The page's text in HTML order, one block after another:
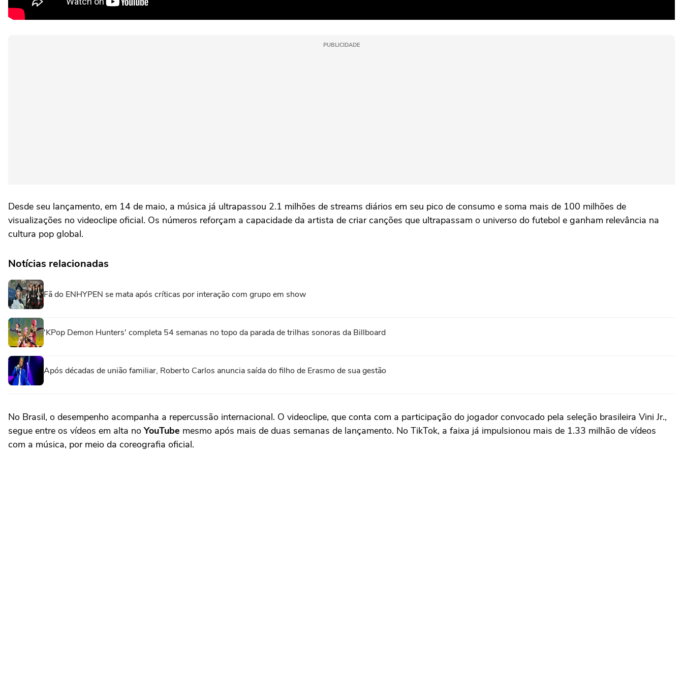
PUBLICIDADE
Desde seu lançamento, em 14 de maio, a música já ultrapassou 2.1 milhões de streams diários em seu pico de consumo e soma mais de 100 milhões de
visualizações no videoclipe oficial. Os números reforçam a capacidade da artista de criar canções que ultrapassam o universo do futebol e ganham relevância na
cultura pop global.
Notícias relacionadas
Fã do ENHYPEN se mata após críticas por interação com grupo em show
'KPop Demon Hunters' completa 54 semanas no topo da parada de trilhas sonoras da Billboard
Após décadas de união familiar, Roberto Carlos anuncia saída do filho de Erasmo de sua gestão
No Brasil, o desempenho acompanha a repercussão internacional. O videoclipe, que conta com a participação do jogador convocado pela seleção brasileira Vini Jr.,
segue entre os vídeos em alta noYouTube mesmo após mais de duas semanas de lançamento. No TikTok, a faixa já impulsionou mais de 1.33 milhão de vídeos
com a música, por meio da coreografia oficial.